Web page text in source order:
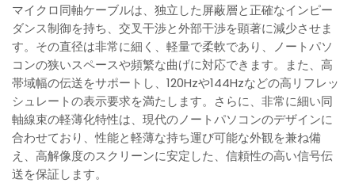
マイクロ同軸ケーブルは、独立した屏蔽層と正確なインピー
ダンス制御を持ち、交叉干渉と外部干渉を顕著に減少させま
す。その直径は非常に細く、軽量で柔軟であり、ノートパソ
コンの狭いスペースや頻繁な曲げに対応できます。また、高
帯域幅の伝送をサポートし、120Hzや144Hzなどの高リフレッ
シュレートの表示要求を満たします。さらに、非常に細い同
軸線束の軽薄化特性は、現代のノートパソコンのデザインに
合わせており、性能と軽薄な持ち運び可能な外観を兼ね備
え、高解像度のスクリーンに安定した、信頼性の高い信号伝
送を保証します。